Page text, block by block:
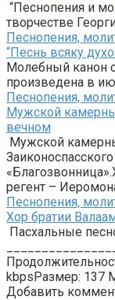
“Песнопения и
творчестве
Песнопения,
“Песнь всяку
Молебный канон
произведена в
Песнопения,
Мужской
вечном
Мужской
регент –
Песнопения,
Хор братии
Пасхальные
kbpsРазмер: 137
Добавить